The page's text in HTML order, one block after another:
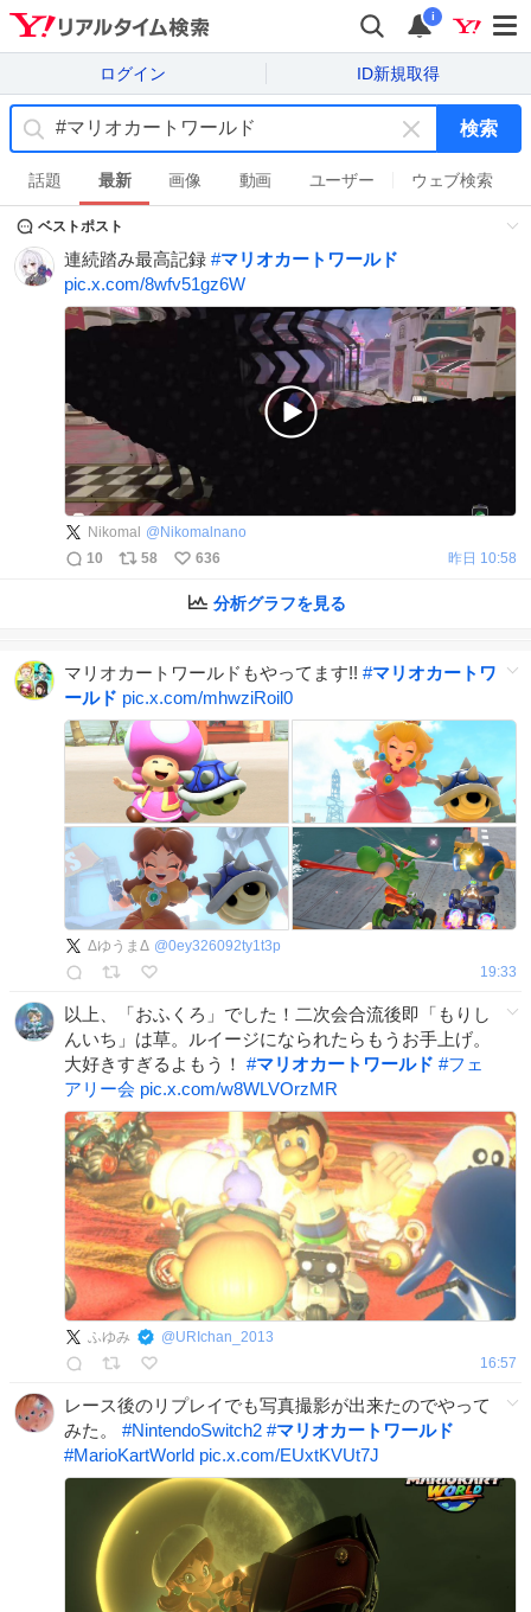
i
ログイン ID新規取得
キ
ー
ワ
消
す
検索
話題 最新 画像 動画 ユーザー ウェブ検索
ベストポスト
連続踏み最高記録 #マリオカートワールド
pic.x.com/8wfv51gz6W
Nikomal @ Nikomalnano
10
58 636 昨日 10:58
分析グラフを見る
マリオカートワールドもやってます!! #マリオカートワ
ールド pic.x.com/mhwziRoil0
ΔゆうまΔ @0ey326092ty1t3p
19:33
以上、「おふくろ」でした！二次会合流後即「もりし
んいち」は草。ルイージになられたらもうお手上げ。
大好きすぎるよもう！ #マリオカートワールド #フェ
アリー会 pic.x.com/w8WLVOrzMR
ふゆみ @URIchan_2013
16:57
レース後のリプレイでも写真撮影が出来たのでやって
みた。 #NintendoSwitch2 #マリオカートワールド
#MarioKartWorld pic.x.com/EUxtKVUt7J